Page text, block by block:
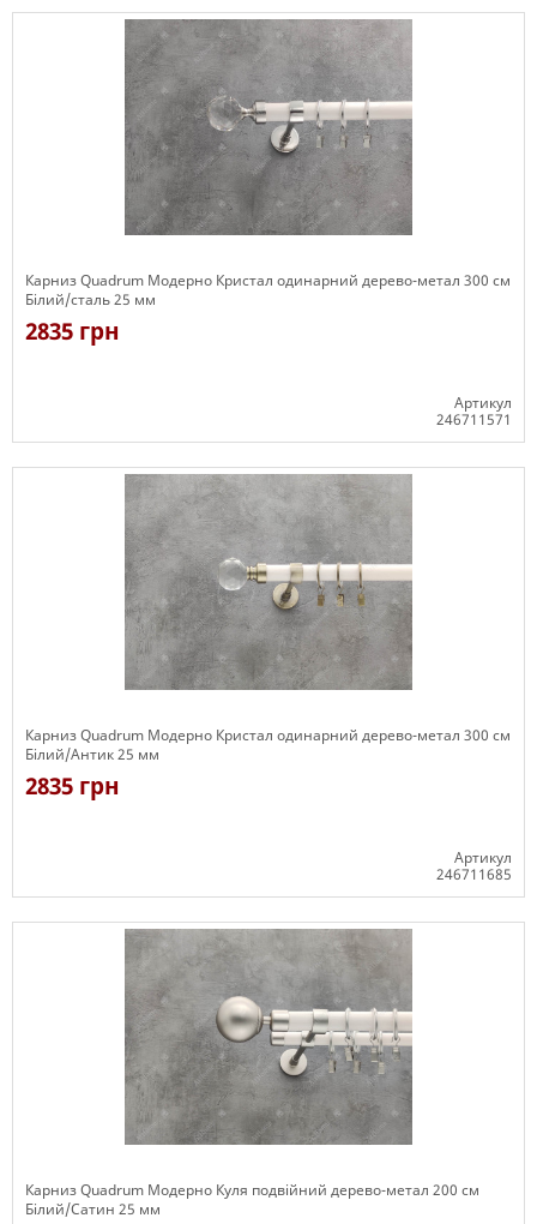
Карниз Quadrum Модерно Кристал одинарний дерево-метал 300 см
Білий/сталь 25 мм
2835 грн
Артикул
246711571
Карниз Quadrum Модерно Кристал одинарний дерево-метал 300 см
Білий/Антик 25 мм
2835 грн
Артикул
246711685
Карниз Quadrum Модерно Куля подвійний дерево-метал 200 см
Білий/Сатин 25 мм